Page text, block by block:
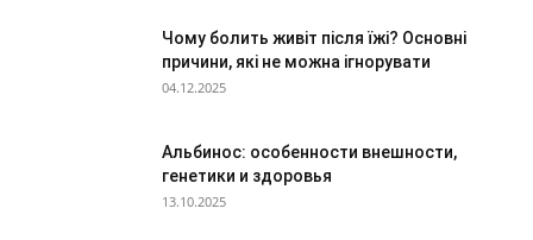
Чому болить живіт після їжі? Основні
причини, які не можна ігнорувати
04.12.2025
Альбинос: особенности внешности,
генетики и здоровья
13.10.2025